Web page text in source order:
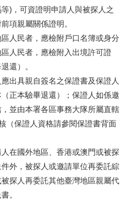
)，可資證明申請人與被探人之
項親屬關係證明。
人民者，應檢附戶口名簿或身分
人民者，應檢附入出境許可證
還）。
出具親自簽名之保證書及保證人
正本驗畢退還）；保證人如係邀
並由本署各區事務大隊所屬直轄
（保證人資格請參閱保證書背面
在國外地區、香港或澳門或被探
外，被探人或邀請單位再委託綜
探人再委託其他臺灣地區親屬代
。